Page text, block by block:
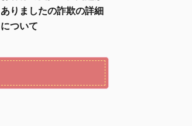
ありましたの詐欺の詳細
について